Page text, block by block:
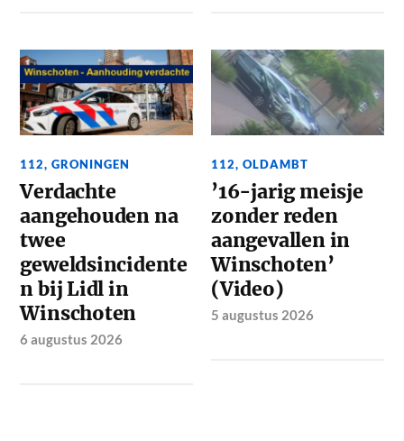
112,GRONINGEN
Verdachte
aangehouden na
twee
geweldsincidente
n bij Lidl in
Winschoten
6 augustus 2026
112,OLDAMBT
’16-jarig meisje
zonder reden
aangevallen in
Winschoten’
(Video)
5 augustus 2026